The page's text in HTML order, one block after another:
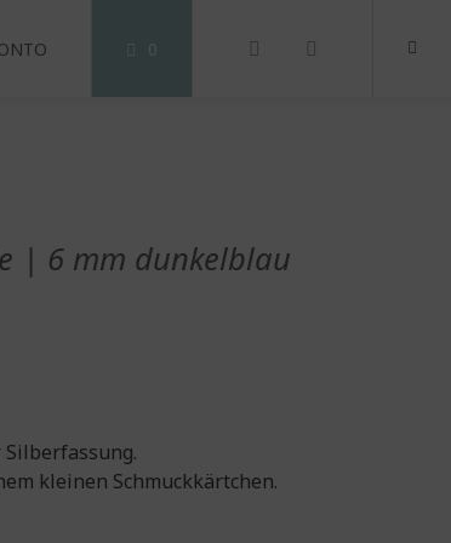
0
| 6 mm dunkelblau
kleinen Schmuckkärtchen.